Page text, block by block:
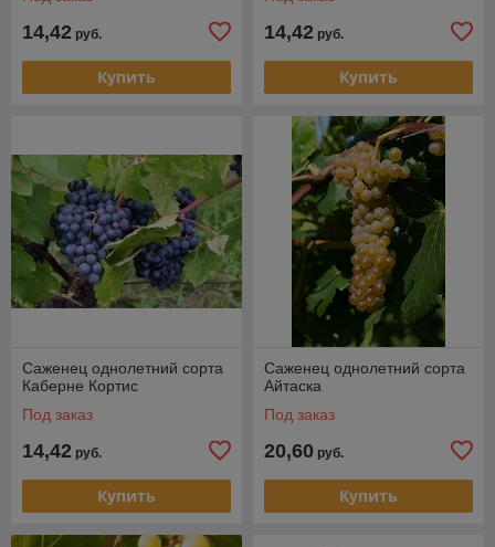
14,42 руб.
Купить
14,42 руб.
Купить
Саженец однолетний сорта
Каберне Кортис
Под заказ
14,42 руб.
Купить
Саженец однолетний сорта
Айтаска
Под заказ
20,60 руб.
Купить